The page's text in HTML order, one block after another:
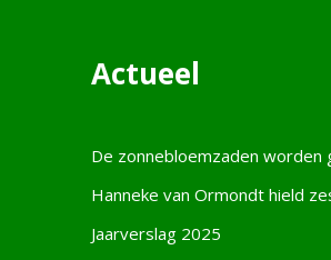
Actueel
De zonnebloemzaden worden
Hanneke van Ormondt hield
Jaarverslag 2025